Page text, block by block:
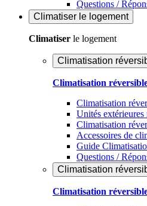
Questions /
Climatiser le logement
Climatiser le logement
Climatisation
Climatisation
Climatisation
Unités
Climatisation
Accessoires de
Guide
Questions /
Climatisation
Climatisation